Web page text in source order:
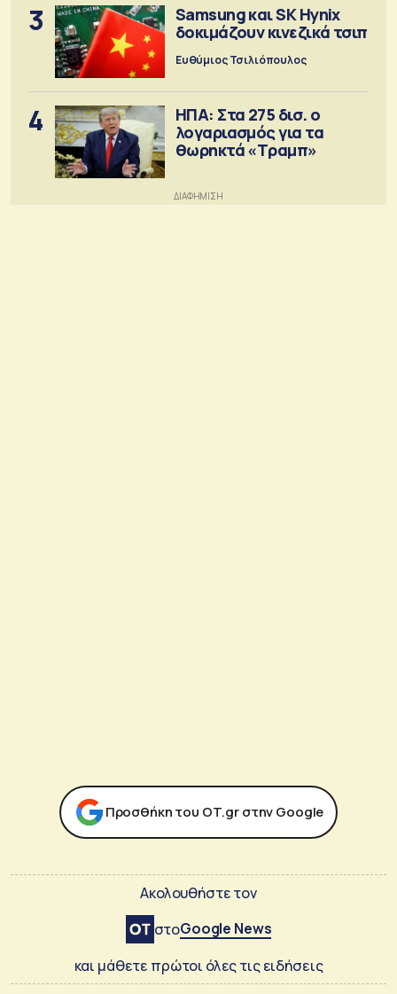
3
Samsung και SK Hynix
δοκιμάζουν κινεζικά τσιπ
Ευθύμιος Τσιλιόπουλος
4
ΗΠΑ: Στα 275 δισ. ο
λογαριασμός για τα
θωρηκτά «Τραμπ»
Προσθήκη του ΟΤ.gr στην Google
Ακολουθήστε τον
στοGoogle News
και μάθετε πρώτοι όλες τις ειδήσεις